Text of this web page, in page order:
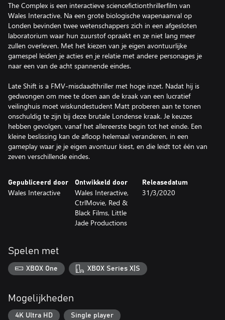
The Complex is een interactieve sciencefictionthrillerfilm van
Wales Interactive. Na een grote biologische wapenaanval op
Londen bevinden twee wetenschappers zich in een afgesloten
laboratorium waar hun zuurstof opraakt en ze niet lang meer
zullen overleven. Met het kiezen van je eigen avontuurlijke
gamespel leiden je acties en je relatie met andere personages je
naar een van de acht spannende eindes.
Late Shift is a FMV-misdaadthriller met hoge inzet. Nadat hij is
gedwongen om mee te doen aan de kraak van een lucratief
veilinghuis moet wiskundestudent Matt proberen aan te tonen
onschuldig te zijn bij deze brutale Londense kraak. Je keuzes
hebben gevolgen, vanaf het allereerste begin tot het einde. Een
kleine beslissing kan de afloop helemaal veranderen, in een
gameplay waar je je eigen avontuur kiest, en die leidt tot één van
zeven verschillende eindes.
Gepubliceerd door
Wales Interactive
Ontwikkeld door
Wales Interactive,
CtrlMovie, Red &
Black Films, Little
Jade Productions
Releasedatum
31/3/2020
Spelen met
XBOX One XBOX Series X|S
Mogelijkheden
4K Ultra HD Single player